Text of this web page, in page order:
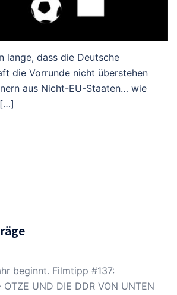
lange, dass die Deutsche
die Vorrunde nicht überstehen
aus Nicht-EU-Staaten… wie
beginnt. Filmtipp #137:
OTZE UND DIE DDR VON UNTEN